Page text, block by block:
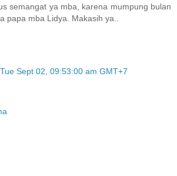
semangat ya mba, karena mumpung bulan
papa mba Lidya. Makasih ya..
Tue Sept 02, 09:53:00 am GMT+7